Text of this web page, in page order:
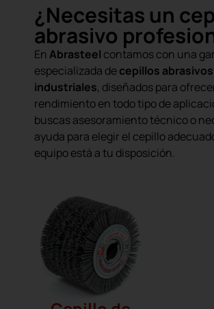
¿Necesitas un
abrasivo
EnAbrasteel contamos con una
especializada decepillos abrasivos
industriales, diseñados para
rendimiento en todo tipo de
buscas asesoramiento técnico o
ayuda para elegir el cepillo
equipo está a tu disposición.